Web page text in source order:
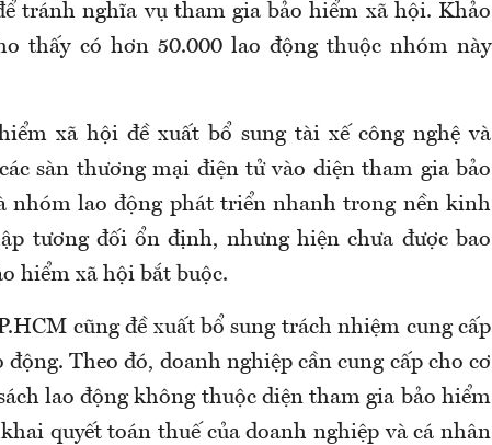
tránh nghĩa vụ tham gia bảo hiểm xã hội. Khảo
thấy có hơn 50.000 lao động thuộc nhóm này
xã hội đề xuất bổ sung tài xế công nghệ và
sàn thương mại điện tử vào diện tham gia bảo
nhóm lao động phát triển nhanh trong nền kinh
tương đối ổn định, nhưng hiện chưa được bao
hiểm xã hội bắt buộc.
cũngđề xuất bổ sung trách nhiệm cung cấp
động. Theo đó, doanh nghiệp cần cung cấp cho cơ
lao động không thuộc diện tham gia bảo hiểm
quyết toán thuế của doanh nghiệp và cá nhân